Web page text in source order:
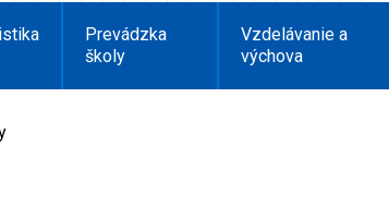
Prevádzka
školy
Vzdelávanie a
výchova